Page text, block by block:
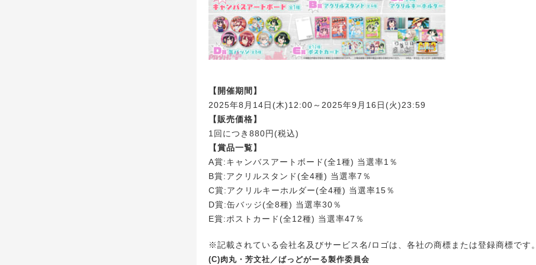
【開催期間】
2025年8月14日(木)12:00～2025年9月16日(火)23:59
【販売価格】
1回につき880円(税込)
【賞品一覧】
A賞:キャンバスアートボード(全1種) 当選率1％
B賞:アクリルスタンド(全4種) 当選率7％
C賞:アクリルキーホルダー(全4種) 当選率15％
D賞:缶バッジ(全8種) 当選率30％
E賞:ポストカード(全12種) 当選率47％
※記載されている会社名及びサービス名/ロゴは、各社の商標または登録商標です。
(C)肉丸・芳文社／ばっどがーる製作委員会